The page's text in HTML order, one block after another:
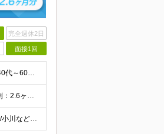
完全週休2日
面接1回
≪応募資格を満たす方全員面接≫ ★未経験・フリーターからの正社員デビューもOK（40代～60代活躍中） ★第二新卒OK 今までの経歴や転職回数は不問！ 「誠実に対応できる」「真面目にコツコツ頑張れる」
★入社祝い金10万円（規定あり）★月給30万円以上も可能/賞与年2回（2025年度実績例：2.6ヶ月分） 月給21万2250円～37万円+賞与年2回 ※経験・能力を考慮の上、当社規定により決定します
★虎ノ門駅から徒歩1分の霞が関の中央省庁！ ◆新宿/池袋/秋葉原/水道橋/吉祥寺/永田町/小川など駅チカの勤務地多数 地上出口から屋根伝いで雨の日も濡れずに出勤もできます。 ビル内のコンビニや職員用